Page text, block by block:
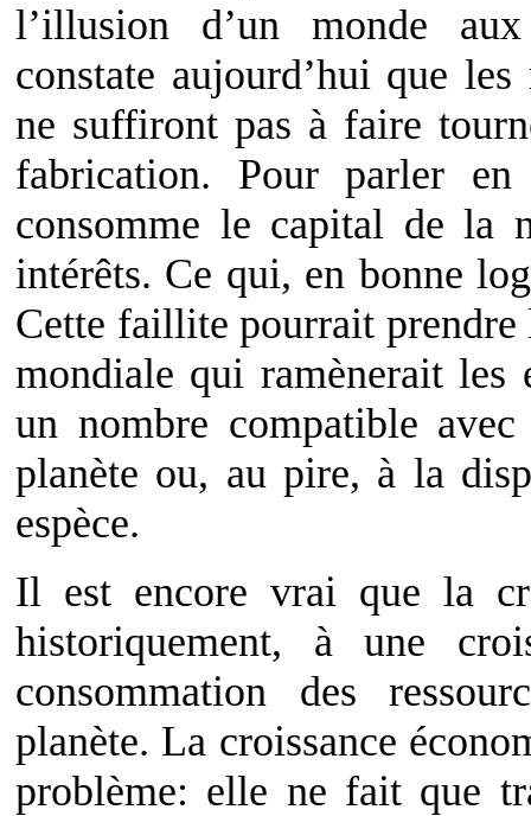
l’illusion d’un monde
constate aujourd’hui que
ne suffiront pas à faire
fabrication. Pour parler en
consomme le capital de la
intérêts. Ce qui, en bonne
Cette faillite pourrait prendre
mondiale qui ramènerait les
un nombre compatible
planète ou, au pire, à la
espèce.
Il est encore vrai que la
historiquement, à une
consommation des
planète. La croissance
problème: elle ne fait que